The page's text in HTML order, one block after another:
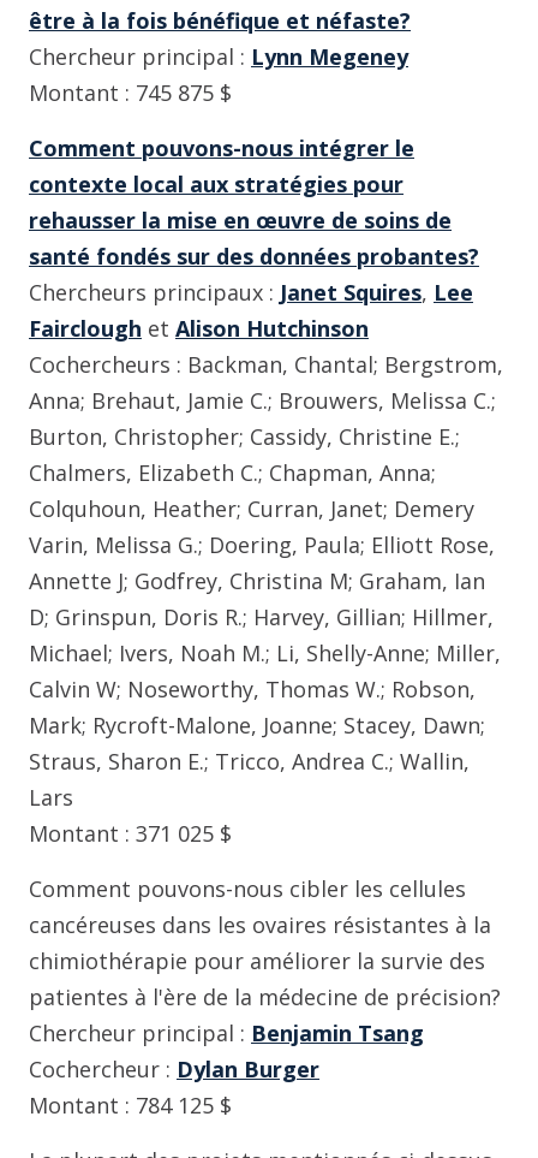
être à la fois bénéfique et néfaste?
Chercheur principal : Lynn Megeney
Montant : 745 875 $
Comment pouvons-nous intégrer le
contexte local aux stratégies pour
rehausser la mise en œuvre de soins de
santé fondés sur des données probantes?
Chercheurs principaux : Janet Squires, Lee
Fairclough et Alison Hutchinson
Cochercheurs : Backman, Chantal; Bergstrom,
Anna; Brehaut, Jamie C.; Brouwers, Melissa C.;
Burton, Christopher; Cassidy, Christine E.;
Chalmers, Elizabeth C.; Chapman, Anna;
Colquhoun, Heather; Curran, Janet; Demery
Varin, Melissa G.; Doering, Paula; Elliott Rose,
Annette J; Godfrey, Christina M; Graham, Ian
D; Grinspun, Doris R.; Harvey, Gillian; Hillmer,
Michael; Ivers, Noah M.; Li, Shelly-Anne; Miller,
Calvin W; Noseworthy, Thomas W.; Robson,
Mark; Rycroft-Malone, Joanne; Stacey, Dawn;
Straus, Sharon E.; Tricco, Andrea C.; Wallin,
Lars
Montant : 371 025 $
Comment pouvons-nous cibler les cellules
cancéreuses dans les ovaires résistantes à la
chimiothérapie pour améliorer la survie des
patientes à l'ère de la médecine de précision?
Chercheur principal : Benjamin Tsang
Cochercheur : Dylan Burger
Montant : 784 125 $